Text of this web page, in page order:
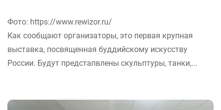
Фото: https://www.rewizor.ru/
Как сообщают организаторы, это первая крупная
выставка, посвященная буддийскому искусству
России. Будут предстапвлены скульптуры, танки,...